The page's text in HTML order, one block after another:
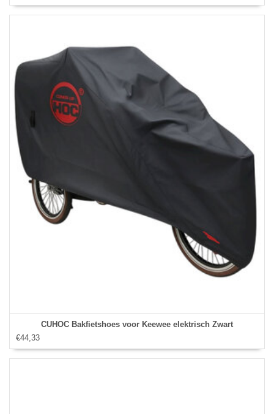
CUHOC Bakfietshoes voor Keewee elektrisch Zwart
€44,33